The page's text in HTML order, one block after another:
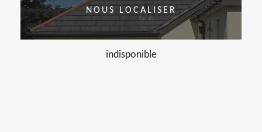
NOUS LOCALISER
indisponible